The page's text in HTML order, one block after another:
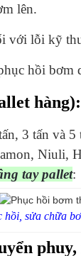
lên.
với lỗi kỹ
hồi bơm
hàng):
3 tấn và 5
Niuli,
taypallet:
hồi, sửa chữa